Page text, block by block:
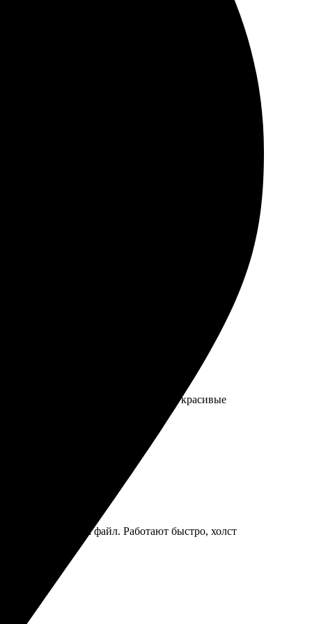
заказ. Работой компании очень довольна, буду
подсказки по загрузке фото очень помогли.
хотела. Рекомендую всем, кто ценит красивые
загрузила файл. Работают быстро, холст